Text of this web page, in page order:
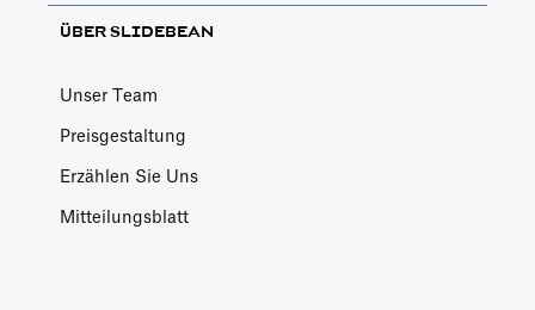
ÜBER SLIDEBEAN
Unser Team
Preisgestaltung
Erzählen Sie Uns
Mitteilungsblatt